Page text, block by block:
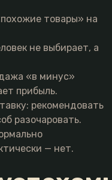
товары» на
не выбирает, а
«в минус»
прибыль.
рекомендовать
разочаровать.
— нет.